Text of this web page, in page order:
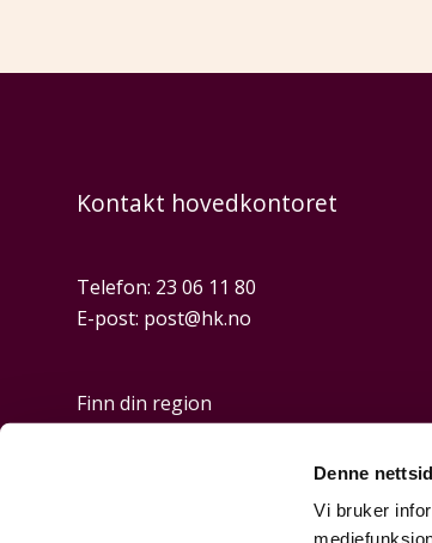
Denne
Vi bruker
Kontakt hovedkontoret
Telefon: 23 06 11 80
E-post: post@hk.no
Finn din region